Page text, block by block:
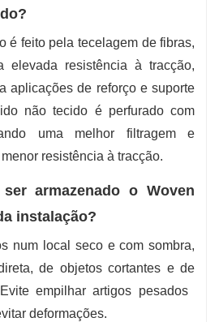
é feito pela tecelagem de fibras,
elevada resistência à tracção,
aplicações de reforço e suporte
não tecido é perfurado com
uma melhor filtragem e
resistência à tracção.
armazenado o Woven
instalação?
num local seco e com sombra,
de objetos cortantes e de
empilhar artigos pesados
deformações.